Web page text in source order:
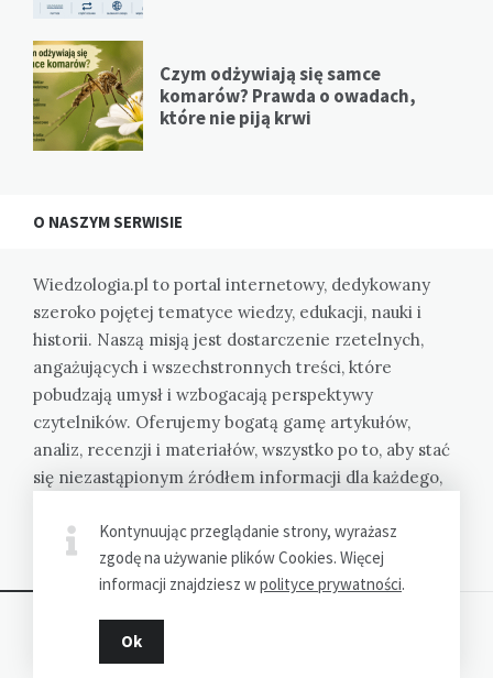
Czym odżywiają się samce
komarów? Prawda o owadach,
które nie piją krwi
O NASZYM SERWISIE
Wiedzologia.pl to portal internetowy, dedykowany
szeroko pojętej tematyce wiedzy, edukacji, nauki i
historii. Naszą misją jest dostarczenie rzetelnych,
angażujących i wszechstronnych treści, które
pobudzają umysł i wzbogacają perspektywy
czytelników. Oferujemy bogatą gamę artykułów,
analiz, recenzji i materiałów, wszystko po to, aby stać
się niezastąpionym źródłem informacji dla każdego,
pełniejszy sposób.
Dziękujemy za wizytę - Wiedzologia.pl © 2023
Kontynuując przeglądanie strony, wyrażasz
zgodę na używanie plików Cookies. Więcej
informacji znajdziesz wpolityce prywatności.
Ok